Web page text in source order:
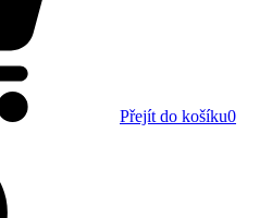
Přejít do košíku0